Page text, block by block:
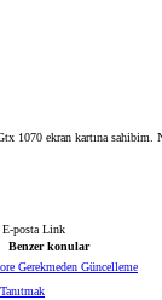
1070 ekran kartına
E-posta Link
Benzer konular
Gerekmeden Güncelleme